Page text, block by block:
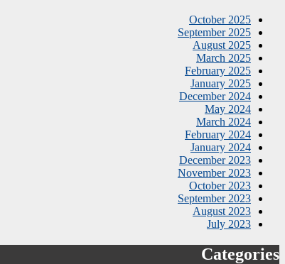
October 2025
September 2025
August 2025
March 2025
February 2025
January 2025
December 2024
May 2024
March 2024
February 2024
January 2024
December 2023
November 2023
October 2023
September 2023
August 2023
July 2023
Categories